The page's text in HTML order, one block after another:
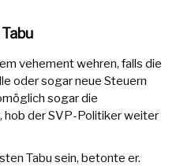
vehement wehren, falls die
oder sogar neue Steuern
sogar die
hob der SVP-Politiker weiter
Tabu sein, betonte er.